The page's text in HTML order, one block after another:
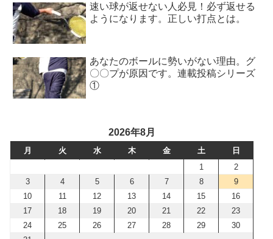
速い球が返せない人必見！必ず返せる
ようになります。正しい打点とは。
あなたのボールに勢いがない理由。グ
〇〇プが原因です。連載投稿シリーズ
①
2026年8月
月 火 水 木 金 土
日
1
2
3
4 5 6 7 8
9
10
11 12 13 14 15
16
17
18 19 20 21 22
23
24
25 26 27 28 29
30